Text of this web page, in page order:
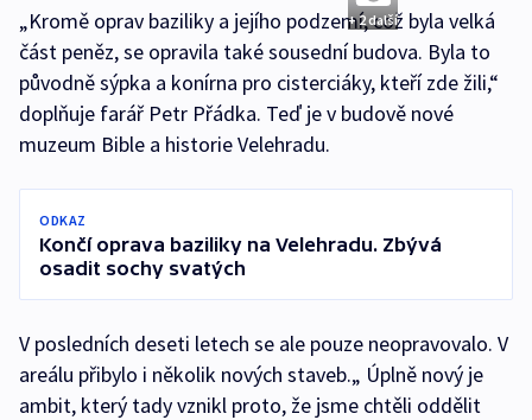
+ 2 další
„Kromě oprav baziliky a jejího podzemí, což byla velká
část peněz, se opravila také sousední budova. Byla to
původně sýpka a konírna pro cisterciáky, kteří zde žili,“
doplňuje farář Petr Přádka. Teď je v budově nové
muzeum Bible a historie Velehradu.
ODKAZ
Končí oprava baziliky na Velehradu. Zbývá
osadit sochy svatých
V posledních deseti letech se ale pouze neopravovalo. V
areálu přibylo i několik nových staveb.„ Úplně nový je
ambit, který tady vznikl proto, že jsme chtěli oddělit